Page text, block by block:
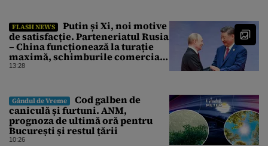
FLASH NEWS
Putin și Xi, noi motive
de satisfacție. Parteneriatul Rusia
– China funcționează la turație
maximă, schimburile comerciale
ating niveluri record
13:28
Gândul de Vreme
Cod galben de
caniculă și furtuni. ANM,
prognoza de ultimă oră pentru
București și restul țării
10:26